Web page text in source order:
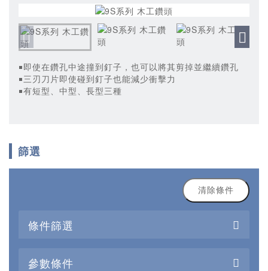
￭即使在鑽孔中途撞到釘子，也可以將其剪掉並繼續鑽孔
￭三刃刀片即使碰到釘子也能減少衝擊力
￭有短型、中型、長型三種
篩選
清除條件
條件篩選
參數條件